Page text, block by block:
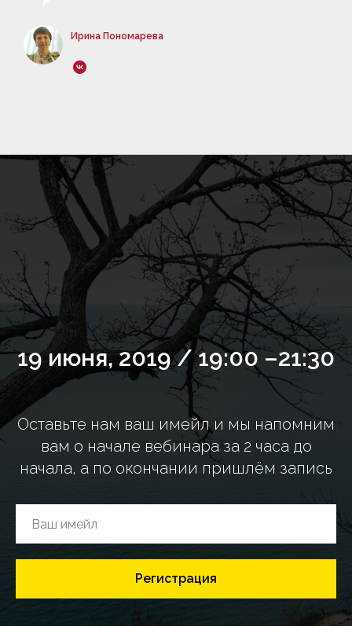
Ирина Пономарева
19 июня, 2019 / 19:00 –21:30
Оставьте нам ваш имейл и мы напомним
вам о начале вебинара за 2 часа до
начала, а по окончании пришлём запись
Регистрация